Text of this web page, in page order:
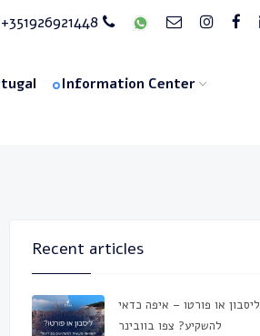
+351926921448
Information Center
Recent articles
ליסבון או פורטו – איפה כדאי
להשקיע? צפו בוובינר